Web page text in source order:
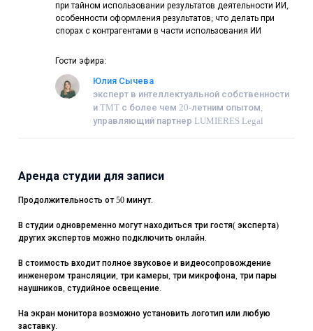
при тайном использовании результатов деятельности ИИ,
особенности оформления результатов; что делать при
спорах с контрагентами в части использования ИИ
Гости эфира:
Юлия Сычева
эксперт в интеллектуальной собственности
и TMT с более чем 20-летним опытом,
управляющий партнер LUMIERES Legal
Аренда студии для записи
Продолжительность от 50 минут.
В студии одновременно могут находиться три гостя( эксперта)
других экспертов можно подключить онлайн.
В стоимость входит полное звуковое и видеосопровождение
инженером трансляции, три камеры, три микрофона, три пары
наушников, студийное освещение.
На экран монитора возможно установить логотип или любую
заставку.